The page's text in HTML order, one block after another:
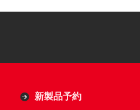
新製品予約